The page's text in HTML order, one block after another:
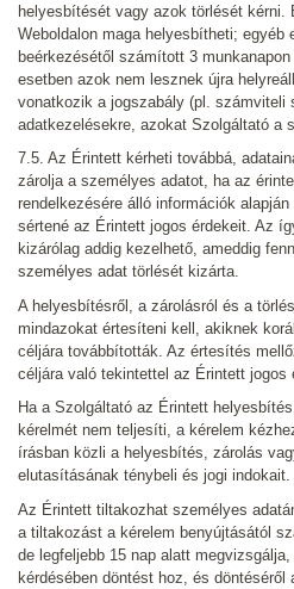
helyesbítését vagy azok törlését kérni.
Weboldalon maga helyesbítheti; egyéb
beérkezésétől számított 3
esetben azok nem lesznek újra
vonatkozik a jogszabály (pl. számviteli
adatkezelésekre, azokat Szolgáltató a
7.5. Az Érintett kérheti továbbá,
zárolja a személyes adatot, ha az
rendelkezésére álló információk
sértené az Érintett jogos érdekeit. Az
kizárólag addig kezelhető, ameddig
személyes adat törlését kizárta.
A helyesbítésről, a zárolásról és a
mindazokat értesíteni kell, akiknek
céljára továbbították. Az értesítés
céljára való tekintettel az Érintett jogos
Ha a Szolgáltató az Érintett
kérelmét nem teljesíti, a kérelem
írásban közli a helyesbítés, zárolás
elutasításának ténybeli és jogi indokait.
Az Érintett tiltakozhat személyes
a tiltakozást a kérelem benyújtásától
de legfeljebb 15 nap alatt
kérdésében döntést hoz, és döntéséről